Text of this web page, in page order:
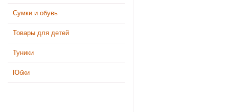
Сумки и обувь
Товары для детей
Туники
Юбки